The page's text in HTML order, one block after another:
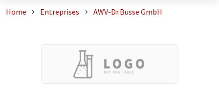
Home Entreprises AWV-Dr.Busse GmbH